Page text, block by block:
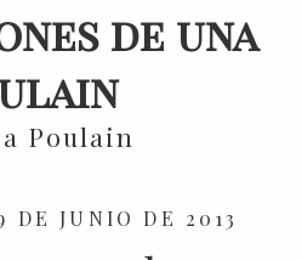
de una
Poulain
DE JUNIO DE 2013